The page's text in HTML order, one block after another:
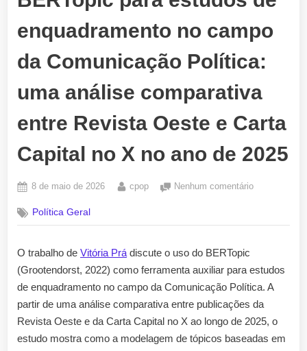
enquadramento no campo
da Comunicação Política:
uma análise comparativa
entre Revista Oeste e Carta
Capital no X no ano de 2025
Posted
8 de maio de 2026 By
cpop Nenhum comentárioem
estudos
no
campo
da
Comunicação
Política:
uma
Política Geral
O trabalho de Vitória Prádiscute o uso do BERTopic
(Grootendorst, 2022) como ferramenta auxiliar para estudos
de enquadramento no campo da Comunicação Política. A
partir de uma análise comparativa entre publicações da
Revista Oeste e da Carta Capital no X ao longo de 2025, o
estudo mostra como a modelagem de tópicos baseadas em